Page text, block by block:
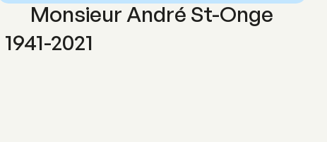
Monsieur André St-Onge
1941-2021